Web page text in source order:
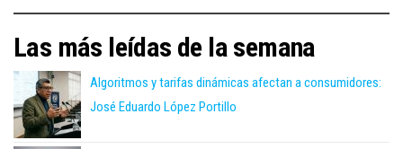
Las más leídas de la semana
Algoritmos y tarifas dinámicas afectan a consumidores:
José Eduardo López Portillo